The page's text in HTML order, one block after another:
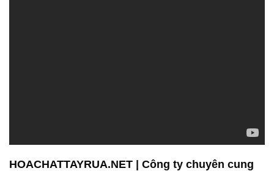
HOACHATTAYRUA.NET | Công ty chuyên cung